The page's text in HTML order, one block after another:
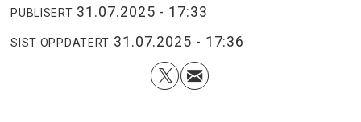
PUBLISERT 31.07.2025 - 17:33
SIST OPPDATERT 31.07.2025 - 17:36